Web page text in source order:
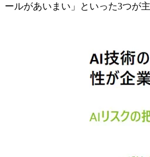
ールがあいまい」といった3つが